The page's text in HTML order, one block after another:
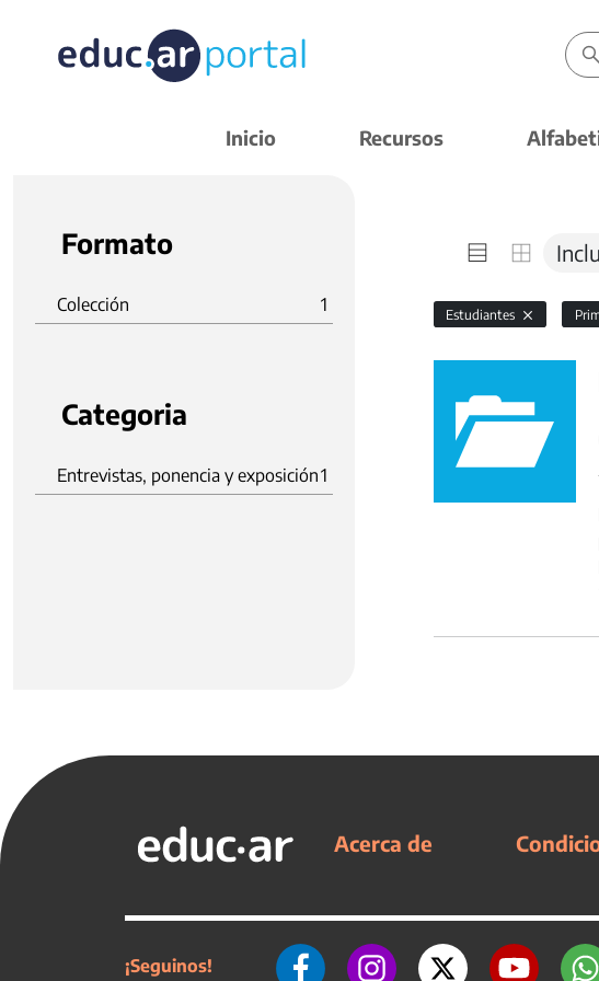
Inicio Recursos
Formato
Colección 1
Categoria
Entrevistas, ponencia y exposición1
Estudiantes
Acerca de
¡Seguinos!